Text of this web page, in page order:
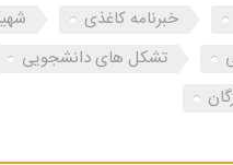
خبرنامه کاغذی
تشکل های دانشجویی